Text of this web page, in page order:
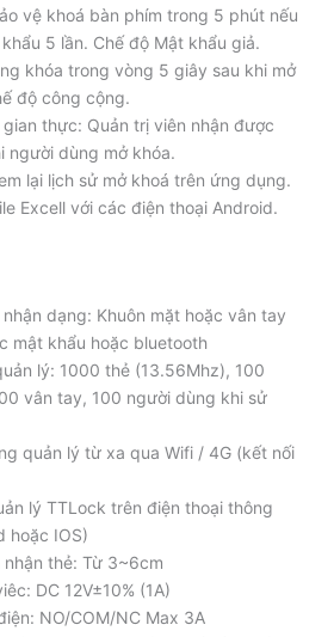
vệ khoá bàn phím trong 5 phút nếu
5 lần. Chế độ Mật khẩu giả.
khóa trong vòng 5 giây sau khi mở
độ công cộng.
gian thực: Quản trị viên nhận được
người dùng mở khóa.
lại lịch sử mở khoá trên ứng dụng.
Excell với các điện thoại Android.
dạng: Khuôn mặt hoặc vân tay
mật khẩu hoặc bluetooth
lý: 1000 thẻ (13.56Mhz), 100
vân tay, 100 người dùng khi sử
quản lý từ xa qua Wifi / 4G (kết nối
lý TTLock trên điện thoại thông
hoặc IOS)
nhận thẻ: Từ 3~6cm
DC 12V±10% (1A)
NO/COM/NC Max 3A